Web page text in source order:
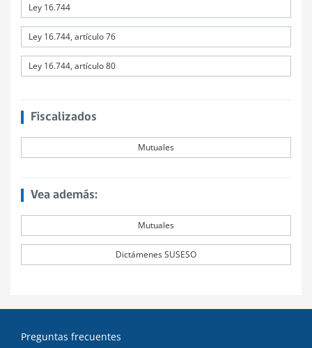
Ley 16.744
Ley 16.744, artículo 76
Ley 16.744, artículo 80
Fiscalizados
Mutuales
Vea además:
Mutuales
Dictámenes SUSESO
Preguntas frecuentes